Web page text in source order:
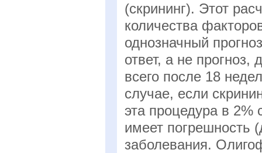
(скрининг). Этот
количества
однозначный
ответ, а не
всего после 18
случае, если
эта процедура в
имеет погрешность
заболевания.